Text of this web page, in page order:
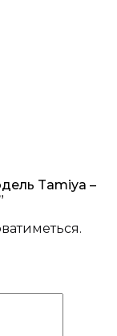
Tamiya –